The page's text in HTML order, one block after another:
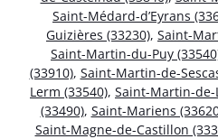
Saint-Médard-d’Eyrans
Guizières (33230), Saint-
Saint-Martin-du-Puy
(33910), Saint-Martin-de-
Lerm (33540), Saint-Martin-de-
(33490), Saint-Mariens
Saint-Magne-de-Castillon